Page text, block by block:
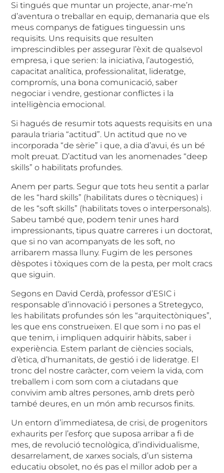
Si tingués que muntar un projecte, anar-me’n
d’aventura o treballar en equip, demanaria que els
meus companys de fatigues tinguessin uns
requisits. Uns requisits que resulten
imprescindibles per assegurar l’èxit de qualsevol
empresa, i que serien: la iniciativa, l’autogestió,
capacitat analítica, professionalitat, lideratge,
compromís, una bona comunicació, saber
negociar i vendre, gestionar conflictes i la
intel·ligència emocional.
Si hagués de resumir tots aquests requisits en una
paraula triaria “actitud”. Un actitud que no ve
incorporada “de sèrie” i que, a dia d’avui, és un bé
molt preuat. D’actitud van les anomenades “deep
skills” o habilitats profundes.
Anem per parts. Segur que tots heu sentit a parlar
de les “hard skills” (habilitats dures o tècniques) i
de les “soft skills” (habilitats toves o interpersonals).
Sabeu també que, podem tenir unes hard
impressionants, tipus quatre carreres i un doctorat,
que si no van acompanyats de les soft, no
arribarem massa lluny. Fugim de les persones
dèspotes i tòxiques com de la pesta, per molt cracs
que siguin.
Segons en David Cerdà, professor d’ESIC i
responsable d’innovació i persones a Stretegyco,
les habilitats profundes són les “arquitectòniques”,
les que ens construeixen. El que som i no pas el
que tenim, i impliquen adquirir hàbits, saber i
experiència. Estem parlant de ciències socials,
d’ètica, d’humanitats, de gestió i de lideratge. El
tronc del nostre caràcter, com veiem la vida, com
treballem i com som com a ciutadans que
convivim amb altres persones, amb drets però
també deures, en un món amb recursos finits.
Un entorn d’immediatesa, de crisi, de progenitors
exhaurits per l’esforç que suposa arribar a fi de
mes, de revolució tecnològica, d’individualisme,
desarrelament, de xarxes socials, d’un sistema
educatiu obsolet, no és pas el millor adob per a